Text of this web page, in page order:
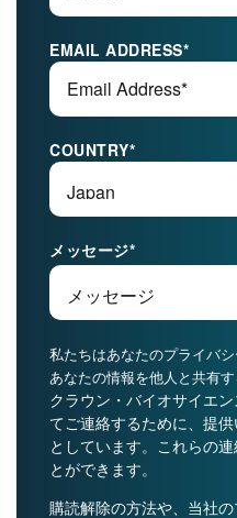
EMAIL ADDRESS*
COUNTRY*
メッセージ*
私たちはあなたのプライバシ
あなたの情報を他人と共有
クラウン・バイオサイエ
てご連絡するために、提
としています。これらの
とができます。
購読解除の方法や、当社